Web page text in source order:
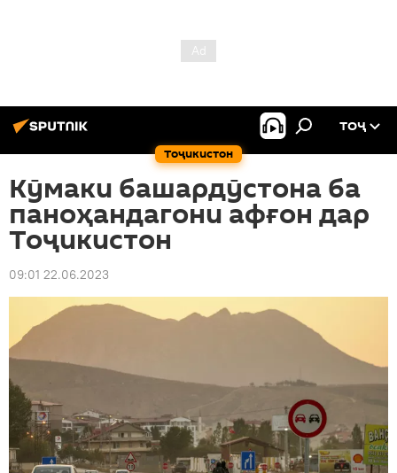
Тоҷикистон
ТОҶ
Кӯмаки башардӯстона ба
паноҳандагони афғон дар
Тоҷикистон
09:01 22.06.2023